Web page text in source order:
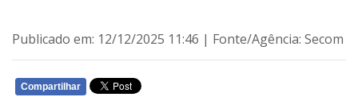
Publicado em: 12/12/2025 11:46 | Fonte/Agência: Secom
Compartilhar